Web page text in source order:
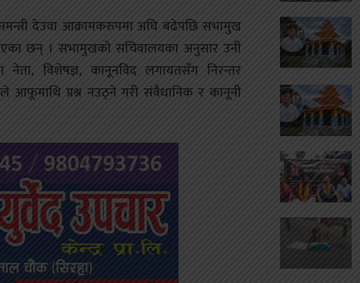
देउवा आक्रामकरुपमा अघि बढेपछि सभामुख
छन् । सभामुखको सचिवालयका अनुसार उनी
विशेषज्ञ, कानूनविद लगायतसँग निरन्तर
प्रश्न नउठ्ने गरी संवैधानिक र कानूनी